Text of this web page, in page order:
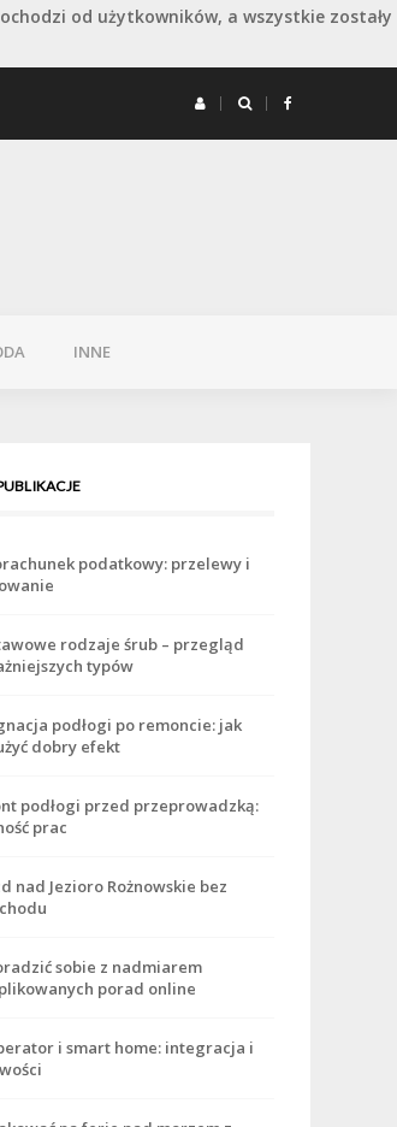
od użytkowników, a wszystkie zostały
INNE
podatkowy: przelewy i
rodzaje śrub – przegląd
typów
podłogi po remoncie: jak
dobry efekt
podłogi przed przeprowadzką:
prac
nad Jezioro Rożnowskie bez
sobie z nadmiarem
porad online
i smart home: integracja i